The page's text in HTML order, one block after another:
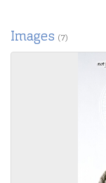
Images (7)